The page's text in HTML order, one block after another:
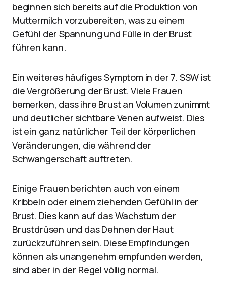
beginnen sich bereits auf die Produktion von
Muttermilch vorzubereiten, was zu einem
Gefühl der Spannung und Fülle in der Brust
führen kann.
Ein weiteres häufiges Symptom in der 7. SSW ist
die Vergrößerung der Brust. Viele Frauen
bemerken, dass ihre Brust an Volumen zunimmt
und deutlicher sichtbare Venen aufweist. Dies
ist ein ganz natürlicher Teil der körperlichen
Veränderungen, die während der
Schwangerschaft auftreten.
Einige Frauen berichten auch von einem
Kribbeln oder einem ziehenden Gefühl in der
Brust. Dies kann auf das Wachstum der
Brustdrüsen und das Dehnen der Haut
zurückzuführen sein. Diese Empfindungen
können als unangenehm empfunden werden,
sind aber in der Regel völlig normal.